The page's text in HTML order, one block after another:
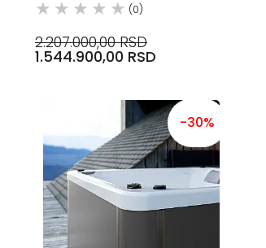
(0)
2.207.000,00 RSD
1.544.900,00 RSD
-30%